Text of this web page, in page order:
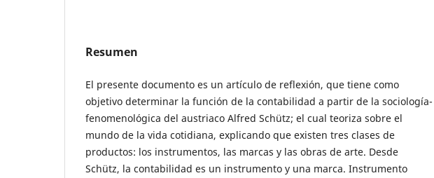
Resumen
El presente documento es un artículo de reflexión, que tiene como
objetivo determinar la función de la contabilidad a partir de la sociología-
fenomenológica del austriaco Alfred Schütz; el cual teoriza sobre el
mundo de la vida cotidiana, explicando que existen tres clases de
productos: los instrumentos, las marcas y las obras de arte. Desde
Schütz, la contabilidad es un instrumento y una marca. Instrumento